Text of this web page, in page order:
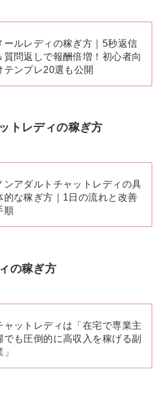
ールレディの稼ぎ方｜5秒返信
質問返しで報酬倍増！初心者向
テンプレ20選も公開
トレディの稼ぎ方
ンアダルトチャットレディの具
的な稼ぎ方｜1日の流れと改善
順
の稼ぎ方
ャットレディは「在宅で専業主
でも圧倒的に高収入を稼げる副